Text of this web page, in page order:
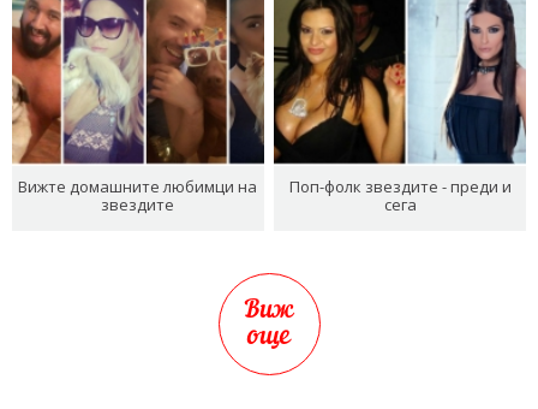
Вижте домашните любимци на
звездите
Поп-фолк звездите - преди и
сега
Виж
още